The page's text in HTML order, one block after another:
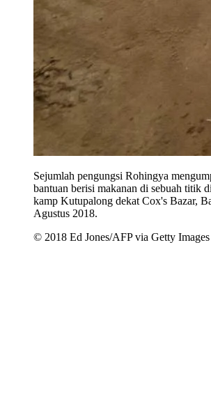
Sejumlah pengungsi Rohingya
bantuan berisi makanan di sebuah titik
kamp Kutupalong dekat Cox's Bazar,
Agustus 2018.
© 2018 Ed Jones/AFP via Getty Images